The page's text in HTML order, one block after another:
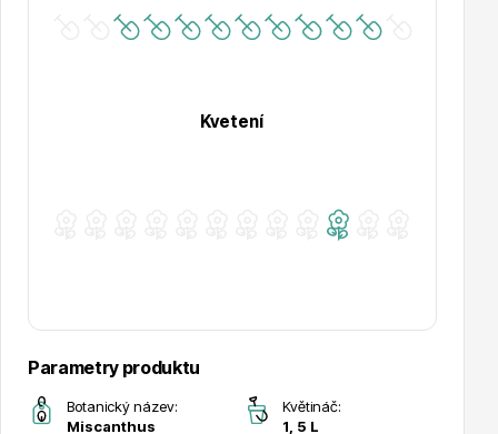
Hortenzie
Kvetení
Parametry produktu
Botanický název:
Miscanthus
Květináč:
1, 5 L